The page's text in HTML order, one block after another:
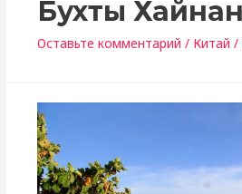
Бухты
Оставьте комментарий / Китай /